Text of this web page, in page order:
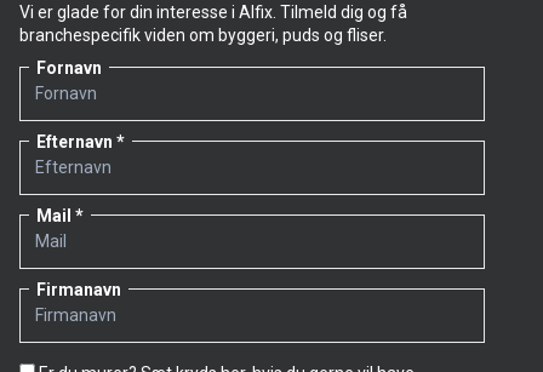
Vi er glade for din interesse i Alfix. Tilmeld dig og få
branchespecifik viden om byggeri, puds og fliser.
Fornavn
Efternavn
Mail
Firmanavn